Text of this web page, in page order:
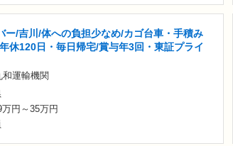
ー/吉川/体への負担少なめ/カゴ台車・手積み
休120日・毎日帰宅/賞与年3回・東証プライ
運輸機関
万円～35万円